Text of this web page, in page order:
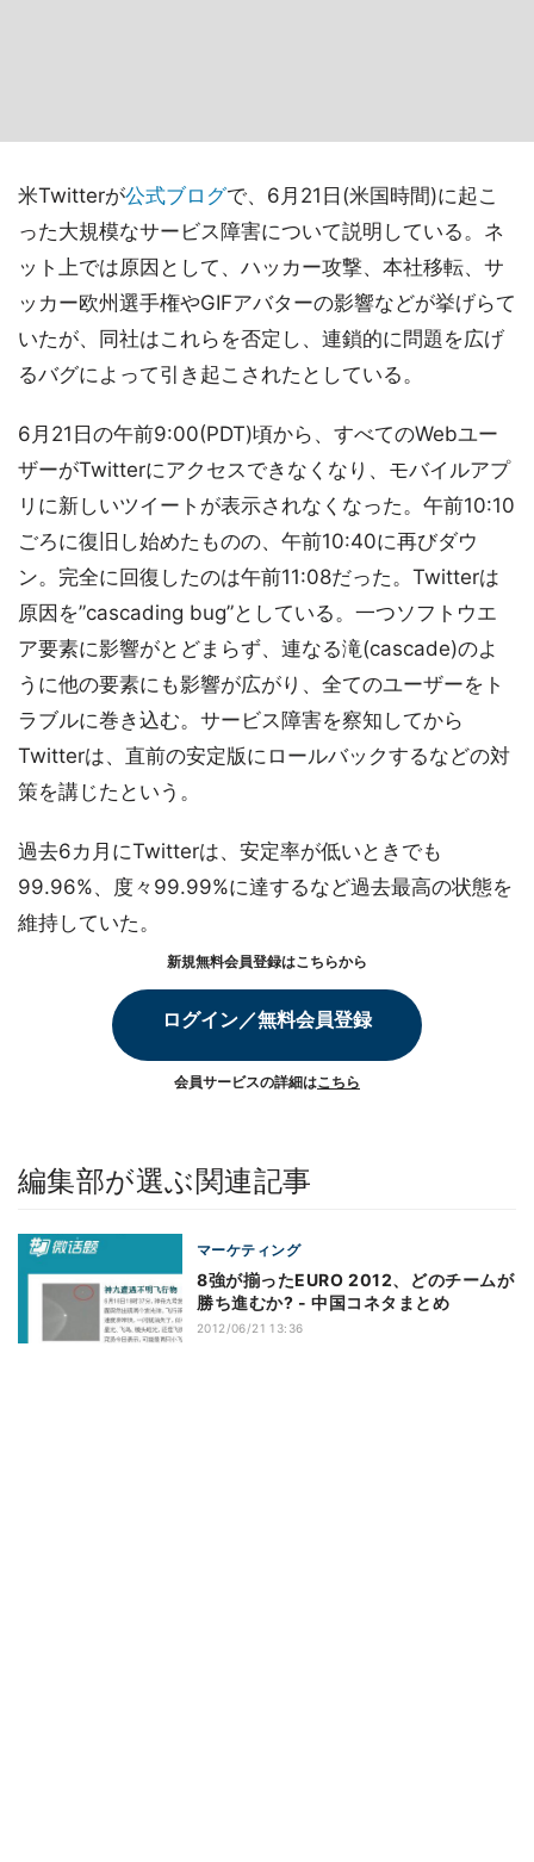
米Twitterが公式ブログで、6月21日(米国時間)に起こ
った大規模なサービス障害について説明している。ネ
ット上では原因として、ハッカー攻撃、本社移転、サ
ッカー欧州選手権やGIFアバターの影響などが挙げらて
いたが、同社はこれらを否定し、連鎖的に問題を広げ
るバグによって引き起こされたとしている。
6月21日の午前9:00(PDT)頃から、すべてのWebユー
ザーがTwitterにアクセスできなくなり、モバイルアプ
リに新しいツイートが表示されなくなった。午前10:10
ごろに復旧し始めたものの、午前10:40に再びダウ
ン。完全に回復したのは午前11:08だった。Twitterは
原因を”cascading bug”としている。一つソフトウエ
ア要素に影響がとどまらず、連なる滝(cascade)のよ
うに他の要素にも影響が広がり、全てのユーザーをト
ラブルに巻き込む。サービス障害を察知してから
Twitterは、直前の安定版にロールバックするなどの対
策を講じたという。
過去6カ月にTwitterは、安定率が低いときでも
99.96%、度々99.99%に達するなど過去最高の状態を
維持していた。
新規無料会員登録はこちらから
ログイン／無料会員登録
会員サービスの詳細はこちら
編集部が選ぶ関連記事
マーケティング
8強が揃ったEURO 2012、どのチームが
勝ち進むか? - 中国コネタまとめ
2012/06/21 13:36